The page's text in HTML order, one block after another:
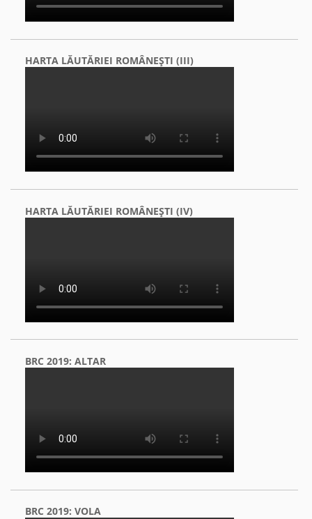
HARTA LĂUTĂRIEI ROMÂNEŞTI (III)
HARTA LĂUTĂRIEI ROMÂNEŞTI (IV)
BRC 2019: ALTAR
BRC 2019: VOLA